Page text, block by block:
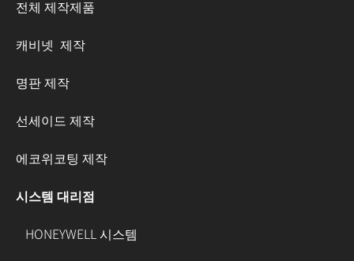
전체 제작제품
캐비넷 제작
명판 제작
선세이드 제작
에코위코팅 제작
시스템 대리점
HONEYWELL 시스템